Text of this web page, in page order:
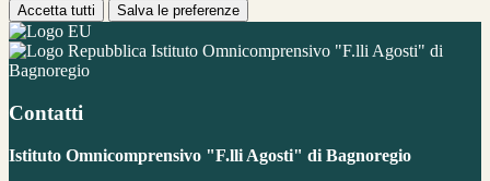
Accetta tutti Salva le preferenze
Istituto Omnicomprensivo "F.lli Agosti" di
Bagnoregio
Contatti
Istituto Omnicomprensivo "F.lli Agosti" di Bagnoregio